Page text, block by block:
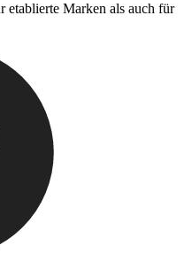
Marken als auch für